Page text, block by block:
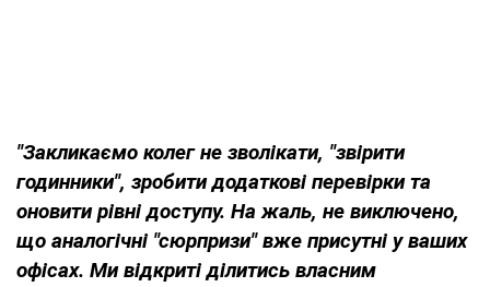
"Закликаємо колег не зволікати, "звірити
годинники", зробити додаткові перевірки та
оновити рівні доступу. На жаль, не виключено,
що аналогічні "сюрпризи" вже присутні у ваших
офісах. Ми відкриті ділитись власним